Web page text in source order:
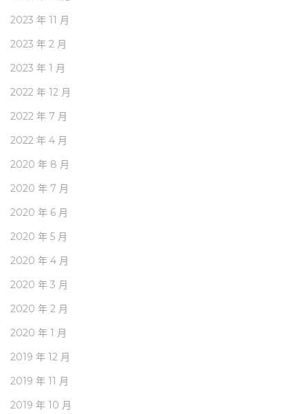
2023 年 11 月
2023 年 2 月
2023 年 1 月
2022 年 12 月
2022 年 7 月
2022 年 4 月
2020 年 8 月
2020 年 7 月
2020 年 6 月
2020 年 5 月
2020 年 4 月
2020 年 3 月
2020 年 2 月
2020 年 1 月
2019 年 12 月
2019 年 11 月
2019 年 10 月